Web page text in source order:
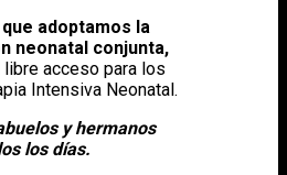
adoptamos la
neonatal conjunta,
acceso para los
Intensiva Neonatal.
y hermanos
los días.